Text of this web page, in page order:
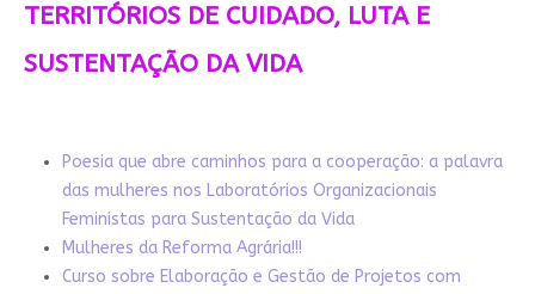
TERRITÓRIOS DE CUIDADO, LUTA E
SUSTENTAÇÃO DA VIDA
Poesia que abre caminhos para a cooperação: a palavra
das mulheres nos Laboratórios Organizacionais
Feministas para Sustentação da Vida
Mulheres da Reforma Agrária!!!
Curso sobre Elaboração e Gestão de Projetos com